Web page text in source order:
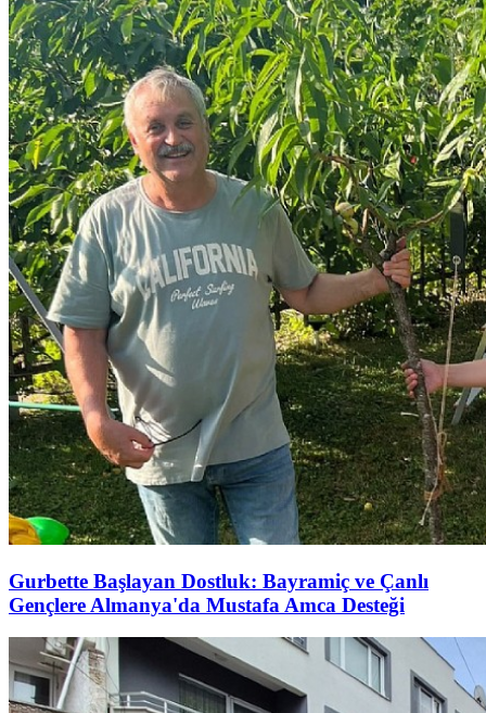
Gurbette Başlayan Dostluk: Bayramiç ve Çanlı
Gençlere Almanya'da Mustafa Amca Desteği